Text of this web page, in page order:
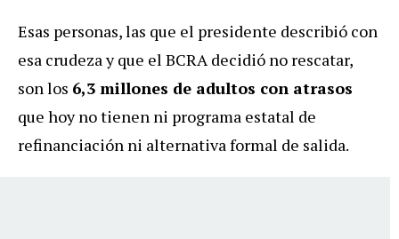
Esas personas, las que el presidente describió con
esa crudeza y que el BCRA decidió no rescatar,
son los 6,3 millones de adultos con atrasos
que hoy no tienen ni programa estatal de
refinanciación ni alternativa formal de salida.